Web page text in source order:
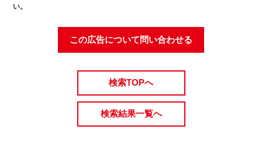
い。
この広告について問い合わせる
検索TOPへ
検索結果一覧へ